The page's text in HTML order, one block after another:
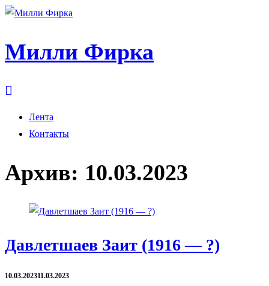
Милли Фирка
Лента
Контакты
Архив: 10.03.2023
Давлетшаев Заит (1916 — ?)
10.03.202311.03.2023